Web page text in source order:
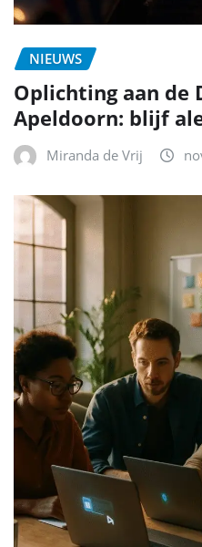
NIEUWS
Oplichting aan de
Apeldoorn: blijf
Miranda de Vrij